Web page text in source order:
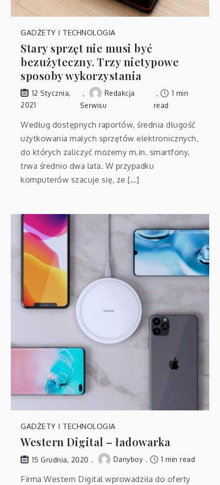
GADŻETY I TECHNOLOGIA
Stary sprzęt nie musi być
bezużyteczny. Trzy nietypowe
sposoby wykorzystania
12 Stycznia,
2021
Redakcja
Serwisu
1 min
read
Według dostępnych raportów, średnia długość
użytkowania małych sprzętów elektronicznych,
do których zaliczyć możemy m.in. smartfony,
trwa średnio dwa lata. W przypadku
komputerów szacuje się, że […]
GADŻETY I TECHNOLOGIA
Western Digital – ładowarka
15 Grudnia, 2020 Danyboy 1 min read
Firma Western Digital wprowadziła do oferty